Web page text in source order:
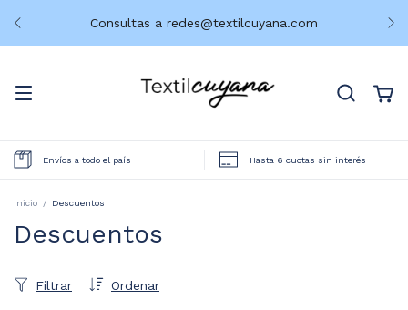
Consultas a redes@textilcuyana.com
Envíos a todo el país Hasta 6 cuotas sin interés
Inicio / Descuentos
Descuentos
Ordenar
Filtrar